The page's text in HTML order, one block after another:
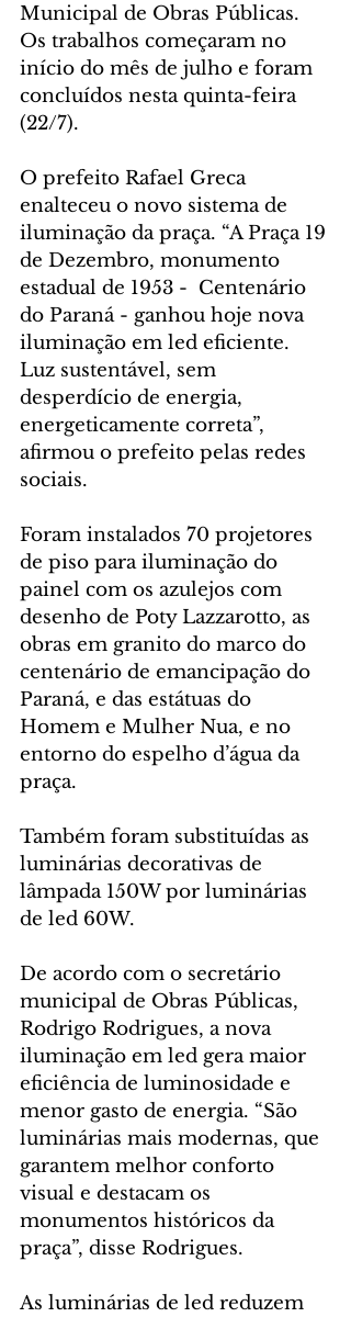
Municipal de Obras Públicas.
Os trabalhos começaram no
início do mês de julho e foram
concluídos nesta quinta-feira
(22/7).
O prefeito Rafael Greca
enalteceu o novo sistema de
iluminação da praça. “A Praça 19
de Dezembro, monumento
estadual de 1953 -  Centenário
do Paraná - ganhou hoje nova
iluminação em led eficiente.
Luz sustentável, sem
desperdício de energia,
energeticamente correta”,
afirmou o prefeito pelas redes
sociais.
Foram instalados 70 projetores
de piso para iluminação do
painel com os azulejos com
desenho de Poty Lazzarotto, as
obras em granito do marco do
centenário de emancipação do
Paraná, e das estátuas do
Homem e Mulher Nua, e no
entorno do espelho d’água da
praça.
Também foram substituídas as
luminárias decorativas de
lâmpada 150W por luminárias
de led 60W.
De acordo com o secretário
municipal de Obras Públicas,
Rodrigo Rodrigues, a nova
iluminação em led gera maior
eficiência de luminosidade e
menor gasto de energia. “São
luminárias mais modernas, que
garantem melhor conforto
visual e destacam os
monumentos históricos da
praça”, disse Rodrigues.
As luminárias de led reduzem